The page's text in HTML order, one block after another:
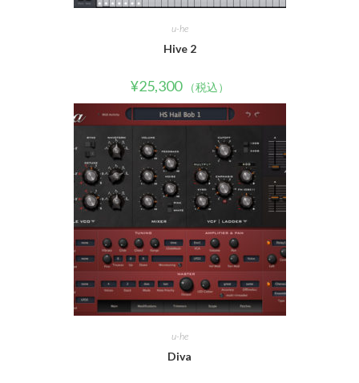
u-he
Hive 2
¥25,300 （税込）
u-he
Diva